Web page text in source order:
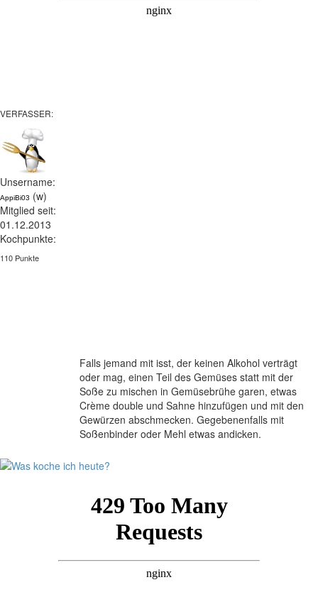
VERFASSER:
Unsername:
AppiBi03 (w)
Mitglied seit:
01.12.2013
Kochpunkte:
110 Punkte
Falls jemand mit isst, der keinen Alkohol verträgt
oder mag, einen Teil des Gemüses statt mit der
Soße zu mischen in Gemüsebrühe garen, etwas
Crème double und Sahne hinzufügen und mit den
Gewürzen abschmecken. Gegebenenfalls mit
Soßenbinder oder Mehl etwas andicken.